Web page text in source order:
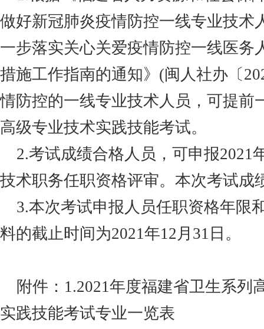
做好新冠肺炎疫情防控一线专业技术
一步落实关心关爱疫情防控一线医务
措施工作指南的通知》(闽人社办 〔
情防控的一线专业技术人员，可提前
高级专业技术实践技能考试。
2.考试成绩合格人员，可申报2021
技术职务任职资格评审。本次考试成
3.本次考试申报人员任职资格年限
料的截止时间为2021年12月31日。
附件： 1.2021年度福建省卫生系列
实践技能考试专业一览表